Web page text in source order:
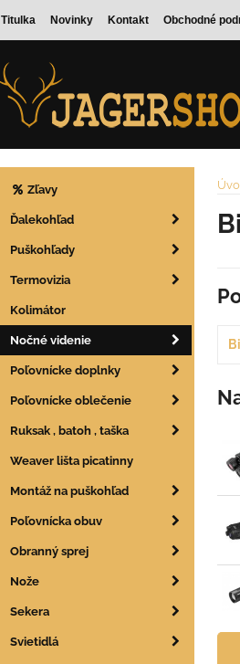
Titulka Novinky Kontakt Obchodné
Zľavy
Ďalekohľad
Puškohľady
Termovizia
Kolimátor
Nočné videnie
Poľovnícke doplnky
Poľovnícke oblečenie
Ruksak , batoh , taška
Weaver lišta picatinny
Montáž na puškohľad
Poľovnícka obuv
Obranný sprej
Nože
Sekera
Svietidlá